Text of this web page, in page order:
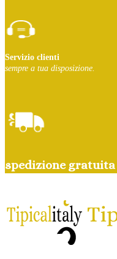
Servizio clienti
sempre a tua disposizione.
spedizione gratuita